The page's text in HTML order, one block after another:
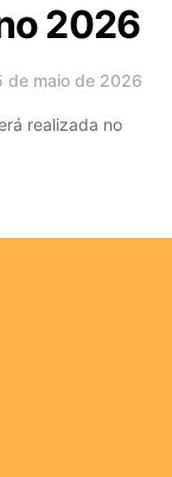
2026
de maio de 2026
realizada no